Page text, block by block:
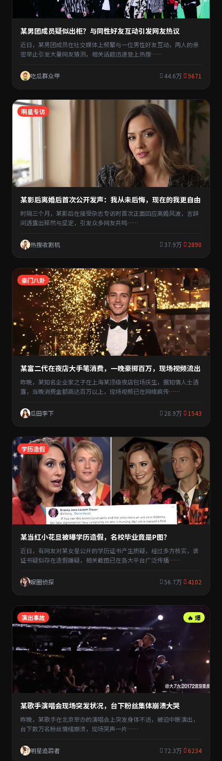
某男团成员疑似出柜？与同性好友互动引发网友热议
近日，某男团成员在社交媒体上频繁与一位男性好友互动，两人的亲
密举止引发大量网友猜测，相关话题迅速登上热搜……
吃瓜群众甲 44.6万 5671
明星专访
某影后离婚后首次公开发声：我从未后悔，现在的我更自由
时隔三个月，某影后在接受杂志专访时首次正面回应离婚风波，言辞
间透露出释然与坚定，引发众多网友共鸣……
热搜收割机 37.9万 2890
豪门八卦
某富二代在夜店大手笔消费，一晚豪掷百万，现场视频流出
昨晚，某知名企业家之子在上海某顶级夜店包场庆生，据知情人士透
露，当晚消费金额高达百万以上，现场视频已在网络疯传……
瓜田李下 28.9万 1543
学历造假
某当红小花旦被曝学历造假，名校毕业竟是P图？
近日，有网友对某女星公开的学历证书产生质疑，经过多方核实，该
证书疑似存在造假嫌疑，相关截图已在各大平台广泛传播……
娱圈侦探 56.7万 4102
演出事故 🔥 爆
某歌手演唱会现场突发状况，台下粉丝集体崩溃大哭
昨晚，某歌手在北京举办的演唱会上突发身体不适，被迫中断演出，
台下数万名粉丝情绪崩溃，现场哭声一片……
明星追踪者 72.3万 6234